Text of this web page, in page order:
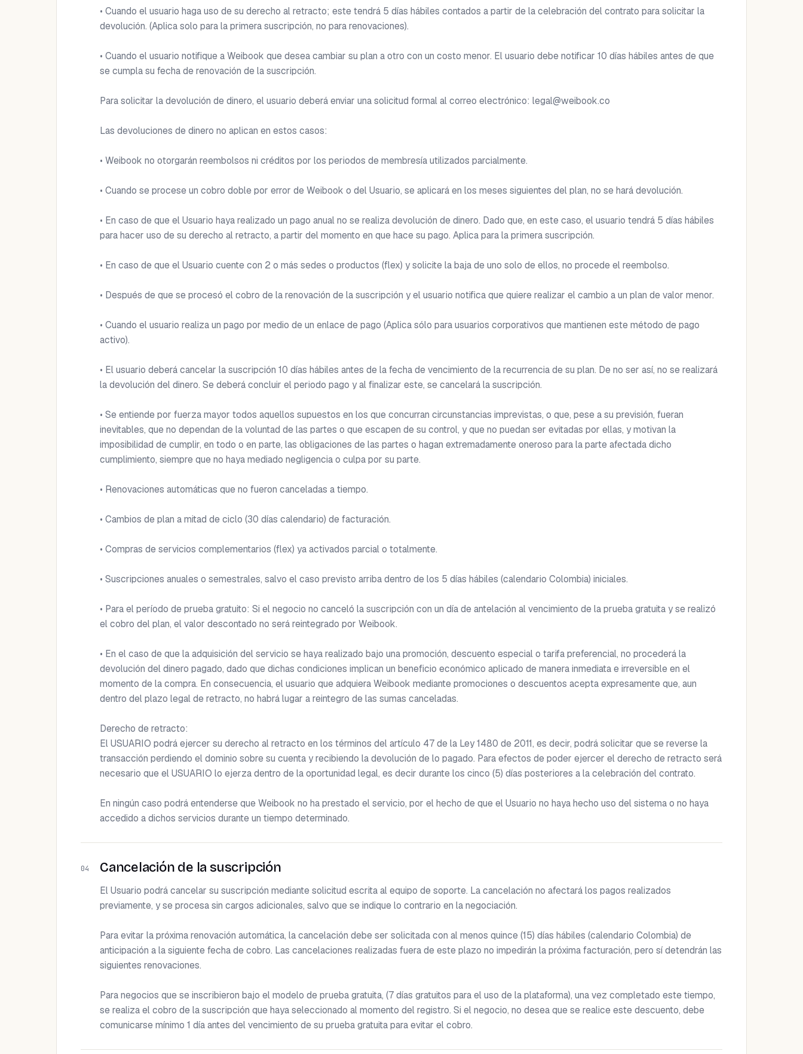
• Cuando el usuario haga uso de su derecho al retracto; este tendrá 5 días hábiles contados a partir de la celebración del contrato para solicitar la
devolución. (Aplica solo para la primera suscripción, no para renovaciones).
• Cuando el usuario notifique a Weibook que desea cambiar su plan a otro con un costo menor. El usuario debe notificar 10 días hábiles antes de que
se cumpla su fecha de renovación de la suscripción.
Para solicitar la devolución de dinero, el usuario deberá enviar una solicitud formal al correo electrónico: legal@weibook.co
Las devoluciones de dinero no aplican en estos casos:
• Weibook no otorgarán reembolsos ni créditos por los periodos de membresía utilizados parcialmente.
• Cuando se procese un cobro doble por error de Weibook o del Usuario, se aplicará en los meses siguientes del plan, no se hará devolución.
• En caso de que el Usuario haya realizado un pago anual no se realiza devolución de dinero. Dado que, en este caso, el usuario tendrá 5 días hábiles
para hacer uso de su derecho al retracto, a partir del momento en que hace su pago. Aplica para la primera suscripción.
• En caso de que el Usuario cuente con 2 o más sedes o productos (flex) y solicite la baja de uno solo de ellos, no procede el reembolso.
• Después de que se procesó el cobro de la renovación de la suscripción y el usuario notifica que quiere realizar el cambio a un plan de valor menor.
• Cuando el usuario realiza un pago por medio de un enlace de pago (Aplica sólo para usuarios corporativos que mantienen este método de pago
activo).
• El usuario deberá cancelar la suscripción 10 días hábiles antes de la fecha de vencimiento de la recurrencia de su plan. De no ser así, no se realizará
la devolución del dinero. Se deberá concluir el periodo pago y al finalizar este, se cancelará la suscripción.
• Se entiende por fuerza mayor todos aquellos supuestos en los que concurran circunstancias imprevistas, o que, pese a su previsión, fueran
inevitables, que no dependan de la voluntad de las partes o que escapen de su control, y que no puedan ser evitadas por ellas, y motivan la
imposibilidad de cumplir, en todo o en parte, las obligaciones de las partes o hagan extremadamente oneroso para la parte afectada dicho
cumplimiento, siempre que no haya mediado negligencia o culpa por su parte.
• Renovaciones automáticas que no fueron canceladas a tiempo.
• Cambios de plan a mitad de ciclo (30 días calendario) de facturación.
• Compras de servicios complementarios (flex) ya activados parcial o totalmente.
• Suscripciones anuales o semestrales, salvo el caso previsto arriba dentro de los 5 días hábiles (calendario Colombia) iniciales.
• Para el período de prueba gratuito: Si el negocio no canceló la suscripción con un día de antelación al vencimiento de la prueba gratuita y se realizó
el cobro del plan, el valor descontado no será reintegrado por Weibook.
• En el caso de que la adquisición del servicio se haya realizado bajo una promoción, descuento especial o tarifa preferencial, no procederá la
devolución del dinero pagado, dado que dichas condiciones implican un beneficio económico aplicado de manera inmediata e irreversible en el
momento de la compra. En consecuencia, el usuario que adquiera Weibook mediante promociones o descuentos acepta expresamente que, aun
dentro del plazo legal de retracto, no habrá lugar a reintegro de las sumas canceladas.
Derecho de retracto:
El USUARIO podrá ejercer su derecho al retracto en los términos del artículo 47 de la Ley 1480 de 2011, es decir, podrá solicitar que se reverse la
transacción perdiendo el dominio sobre su cuenta y recibiendo la devolución de lo pagado. Para efectos de poder ejercer el derecho de retracto será
necesario que el USUARIO lo ejerza dentro de la oportunidad legal, es decir durante los cinco (5) días posteriores a la celebración del contrato.
En ningún caso podrá entenderse que Weibook no ha prestado el servicio, por el hecho de que el Usuario no haya hecho uso del sistema o no haya
accedido a dichos servicios durante un tiempo determinado.
04 Cancelación de la suscripción
El Usuario podrá cancelar su suscripción mediante solicitud escrita al equipo de soporte. La cancelación no afectará los pagos realizados
previamente, y se procesa sin cargos adicionales, salvo que se indique lo contrario en la negociación.
Para evitar la próxima renovación automática, la cancelación debe ser solicitada con al menos quince (15) días hábiles (calendario Colombia) de
anticipación a la siguiente fecha de cobro. Las cancelaciones realizadas fuera de este plazo no impedirán la próxima facturación, pero sí detendrán las
siguientes renovaciones.
Para negocios que se inscribieron bajo el modelo de prueba gratuita, (7 días gratuitos para el uso de la plataforma), una vez completado este tiempo,
se realiza el cobro de la suscripción que haya seleccionado al momento del registro. Si el negocio, no desea que se realice este descuento, debe
comunicarse mínimo 1 día antes del vencimiento de su prueba gratuita para evitar el cobro.